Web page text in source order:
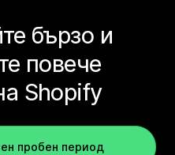
бързо и
повече
Shopify
пробен период